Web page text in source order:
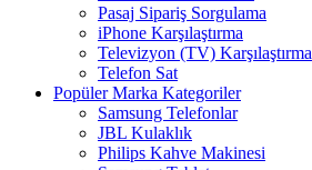
Pasaj Sipariş Sorgulama
iPhone Karşılaştırma
Televizyon (TV) Karşılaştırma
Telefon Sat
Popüler Marka Kategoriler
Samsung Telefonlar
JBL Kulaklık
Philips Kahve Makinesi